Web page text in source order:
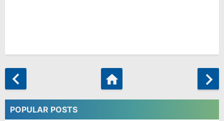
POPULAR POSTS